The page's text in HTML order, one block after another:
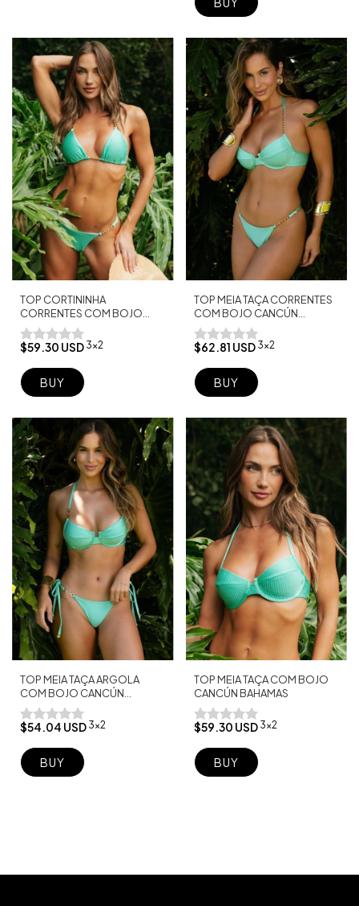
TOP CORTININHA
CORRENTES COM BOJO
CANCÚN BAHAMAS
$59.30 USD 3x2
BUY
TOP MEIA TAÇA CORRENTES
COM BOJO CANCÚN
BAHAMAS
$62.81 USD 3x2
BUY
TOP MEIA TAÇA ARGOLA
COM BOJO CANCÚN
BAHAMAS
$54.04 USD 3x2
BUY
TOP MEIA TAÇA COM BOJO
CANCÚN BAHAMAS
$59.30 USD 3x2
BUY